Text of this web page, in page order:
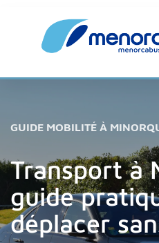
GUIDE MOBILITÉ À
Transport à
guide
déplacer